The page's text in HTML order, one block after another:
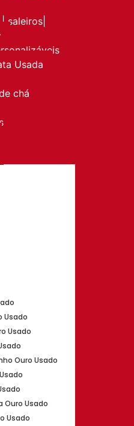
saleiros|
Usada
chá
Usado
Usado
Ouro Usado
Ouro Usado
Usado